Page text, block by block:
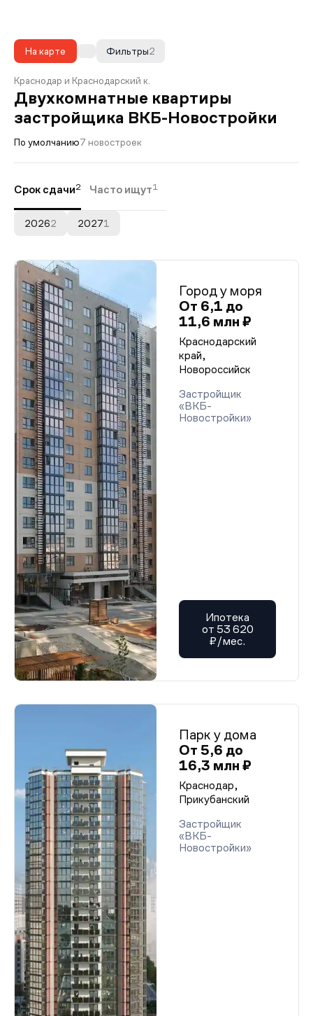
На карте 2
Фильтры
Краснодар и Краснодарский к.
Двухкомнатные квартиры
застройщика ВКБ-Новостройки
По умолчанию7 новостроек
Срок сдачи2 Часто ищут1
20262 20271
Город у моря
От 6,1 до
11,6 млн ₽
Краснодарский
край,
Новороссийск
Застройщик
«ВКБ-
Новостройки»
Ипотека
от 53 620
₽/мес.
Парк у дома
От 5,6 до
16,3 млн ₽
Краснодар,
Прикубанский
Застройщик
«ВКБ-
Новостройки»